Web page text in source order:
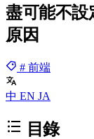
盡可能不設
原因
# 前端
中 EN JA
目錄